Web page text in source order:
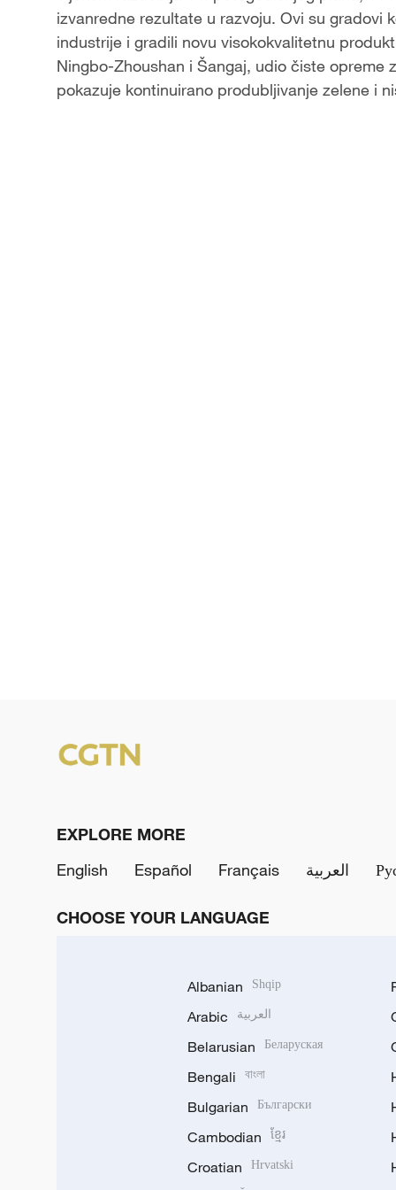
a
y
izvanredne rezultate u razvoju. Ovi su gradovi
industrije i gradili novu visokokvalitetnu
Ningbo-Zhoushan i Šangaj, udio čiste
pokazuje kontinuirano produbljivanje zelene i
EXPLORE MORE
English
Español Français العربية
CHOOSE YOUR LANGUAGE
Albanian Shqip
Arabic العربية
Belarusian Беларуская
Bengali বাংলা
Bulgarian Български
Cambodian ខ្មែរ
Croatian Hrvatski